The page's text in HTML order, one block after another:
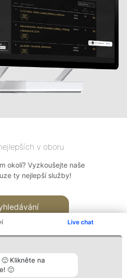
Live chat
Klikněte na
🙂
v oboru
okolí? Vyzkoušejte naše
ty nejlepší služby!